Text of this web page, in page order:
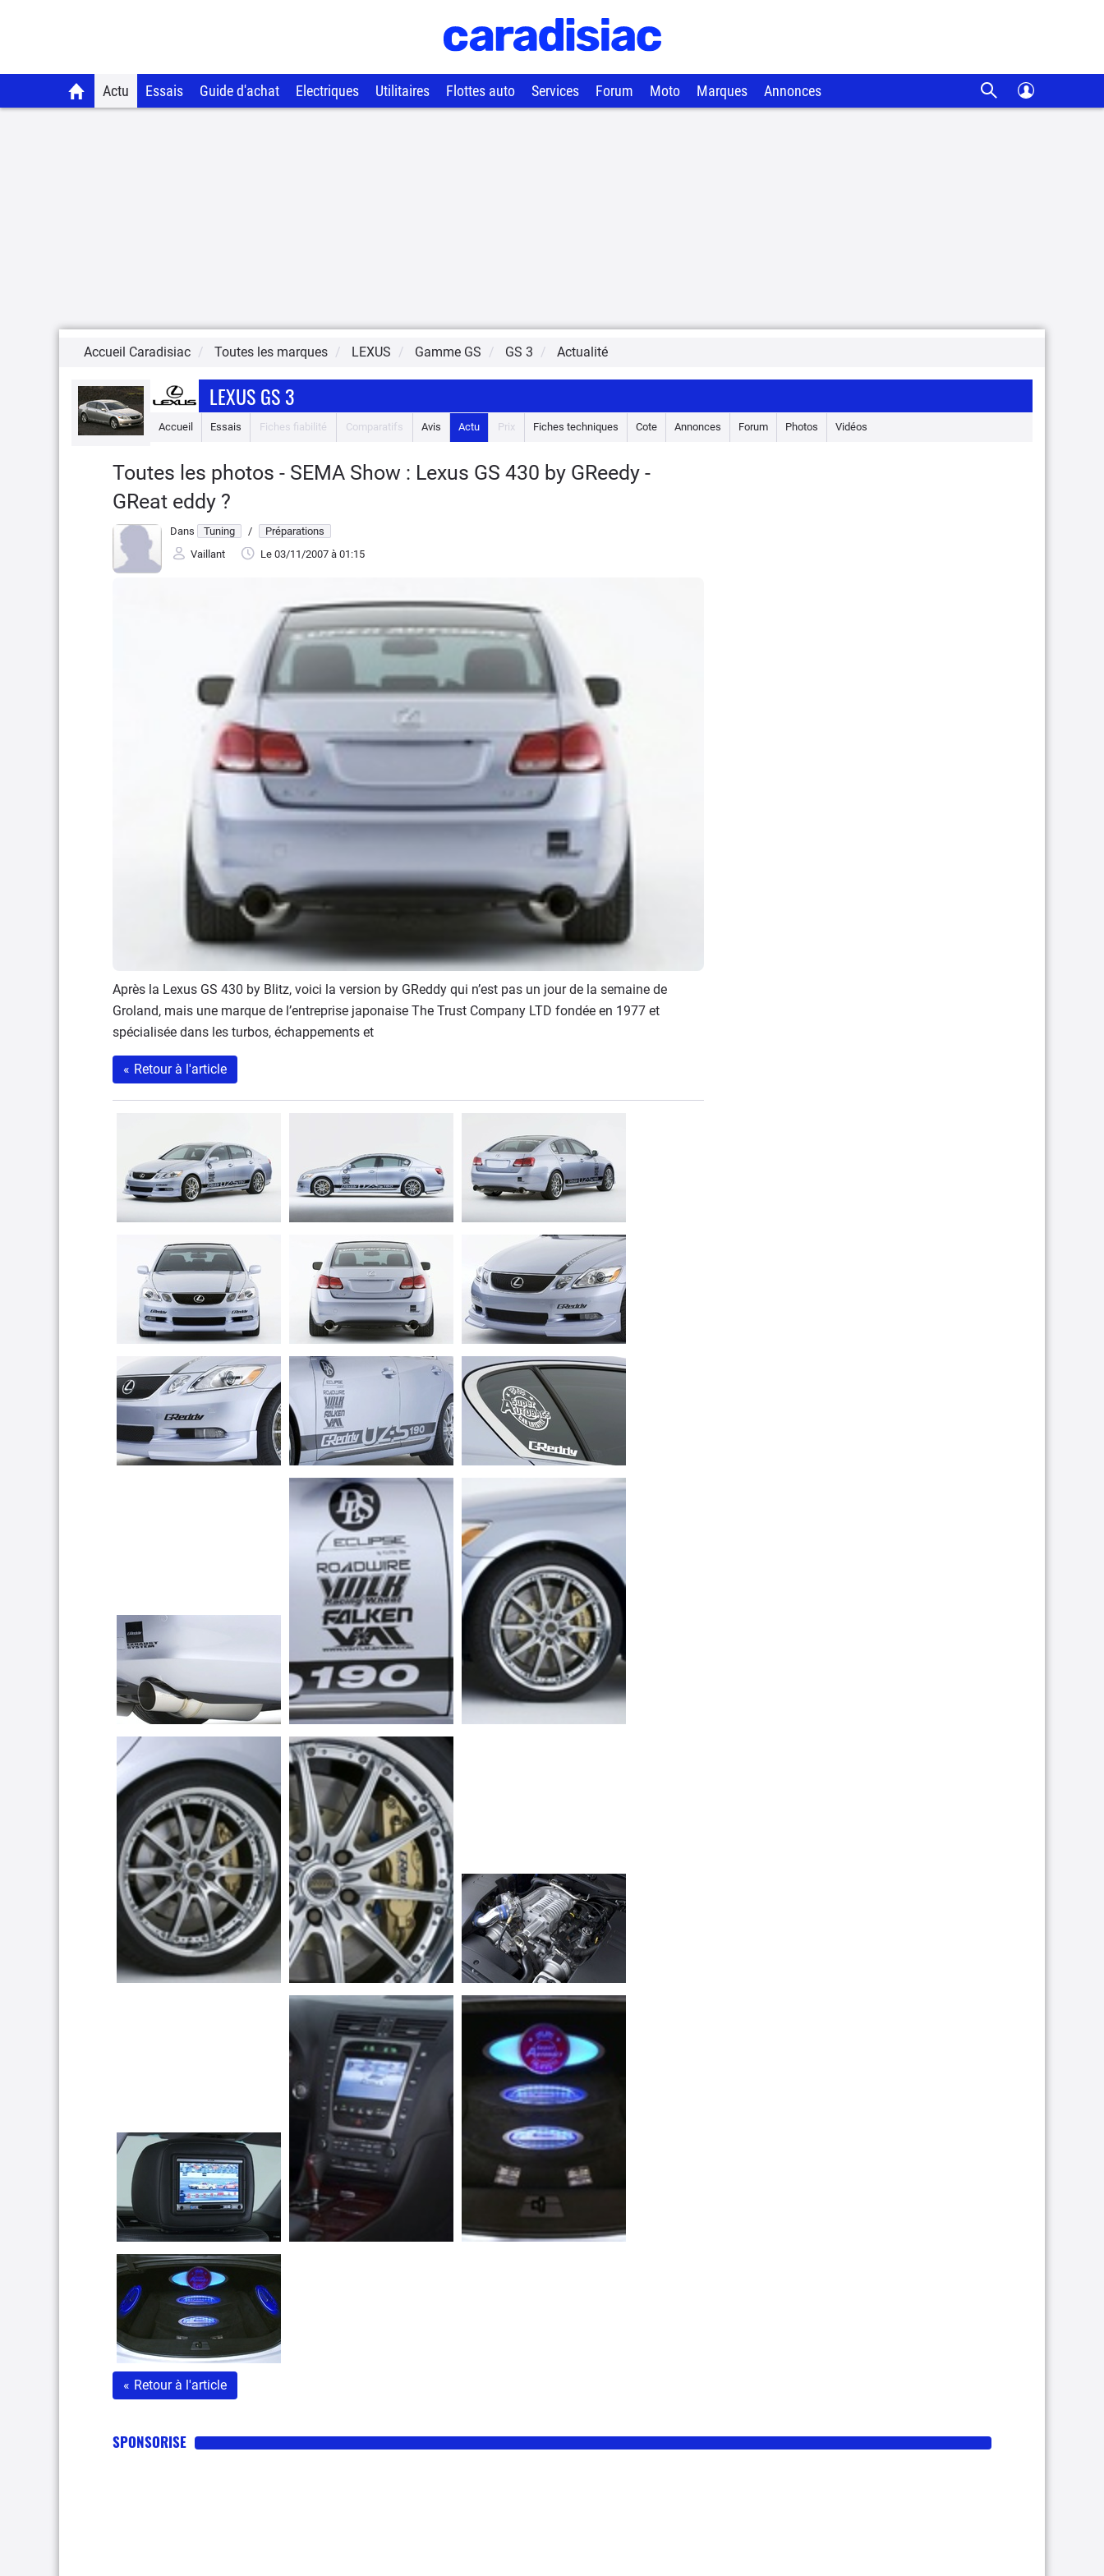
Actu Essais Guide d'achat Electriques Utilitaires Flottes auto Services Forum Moto Marques Annonces
Accueil Caradisiac Toutes les marques LEXUS Gamme GS GS 3 Actualité
LEXUS GS 3
Accueil Essais Fiches fiabilité Comparatifs Avis Actu Prix Fiches techniques Cote Annonces Forum Photos Vidéos
Toutes les photos - SEMA Show : Lexus GS 430 by GReedy -
GReat eddy ?
Dans Tuning /
Préparations
Vaillant
Le 03/11/2007 à 01:15
Après la Lexus GS 430 by Blitz, voici la version by GReddy qui n’est pas un jour de la semaine de
Groland, mais une marque de l’entreprise japonaise The Trust Company LTD fondée en 1977 et
spécialisée dans les turbos, échappements et
« Retour à l'article
« Retour à l'article
SPONSORISE